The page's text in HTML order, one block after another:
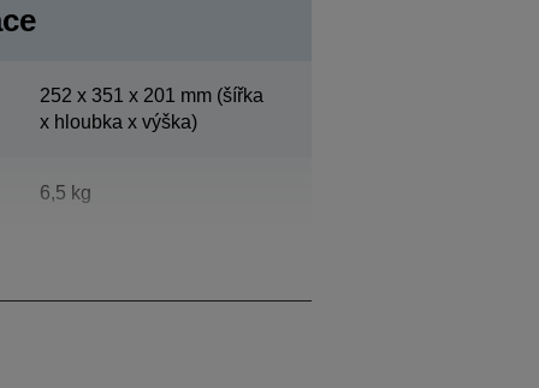
252‎ x 351 x 201 mm (šířka
x hloubka x výška)
6,5 kg